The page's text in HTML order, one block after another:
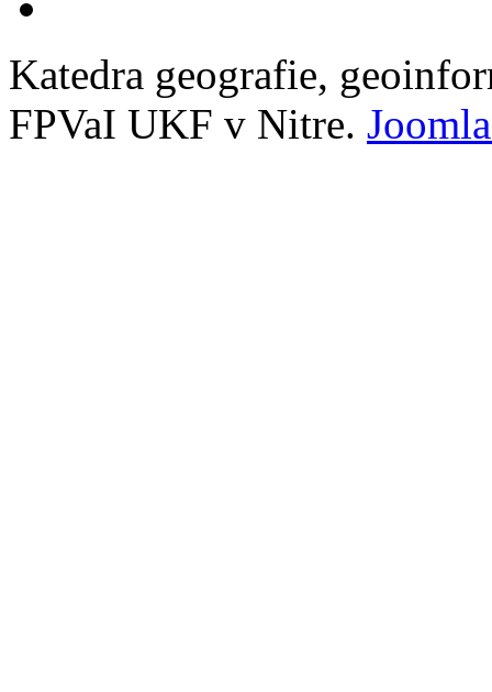
Katedra geografie,
FPVaI UKF v Nitre.